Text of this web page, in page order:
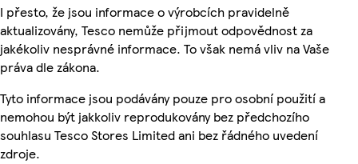
I přesto, že jsou informace o výrobcích pravidelně
aktualizovány, Tesco nemůže přijmout odpovědnost za
jakékoliv nesprávné informace. To však nemá vliv na Vaše
práva dle zákona.
Tyto informace jsou podávány pouze pro osobní použití a
nemohou být jakkoliv reprodukovány bez předchozího
souhlasu Tesco Stores Limited ani bez řádného uvedení
zdroje.